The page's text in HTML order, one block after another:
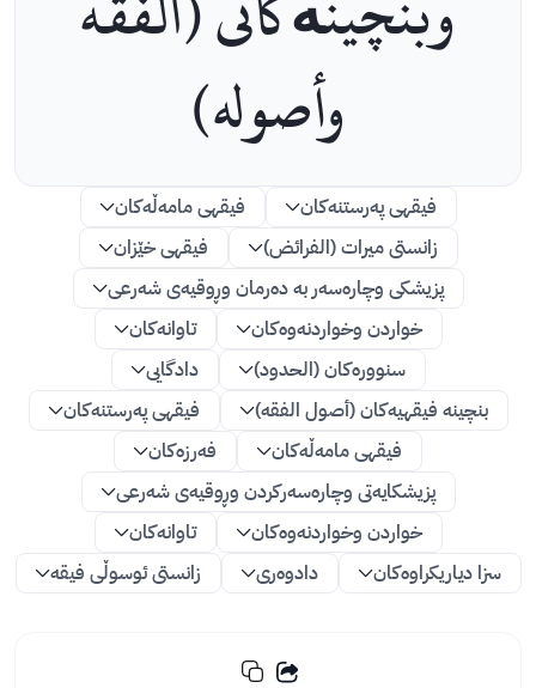
وأصوله)
فیقهی پەرستنەکان
فیقهی مامەڵەکان
زانستی میرات (الفرائض)
فیقهی خێزان
پزیشکی وچارەسەر بە دەرمان وڕوقیەی شەرعی
خواردن وخواردنەوەکان
تاوانەکان
سنوورەکان (الحدود)
دادگایی
بنچینە فیقهیەکان (أصول الفقه)
فیقهی پەرستنەكان
فیقهی مامەڵەكان
فەرزەكان
پزیشكایەتی وچارەسەركردن وڕوقیەی شەرعی
خواردن وخواردنەوەكان
تاوانەكان
سزا دیاریكراوەكان
دادوەری زانستی ئوسوڵی فیقه